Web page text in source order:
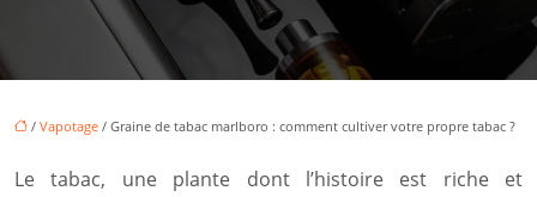
/ Vapotage / Graine de tabac marlboro : comment cultiver votre propre tabac ?
Le tabac, une plante dont l’histoire est riche et